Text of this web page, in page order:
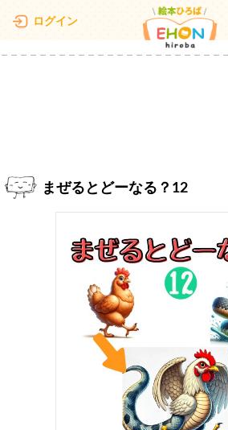
ログイン
まぜるとどーなる？12